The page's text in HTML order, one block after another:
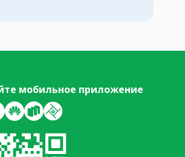
мобильное приложение